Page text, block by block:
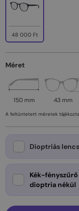
48 000 Ft
Méret
150 mm 43 mm
A feltüntetett méretek
Dioptriás
Kék-
dioptria nékül